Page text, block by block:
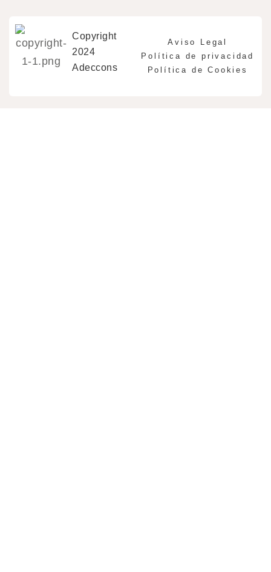
Copyright
2024
Adeccons
Aviso Legal
Política de privacidad
Política de Cookies